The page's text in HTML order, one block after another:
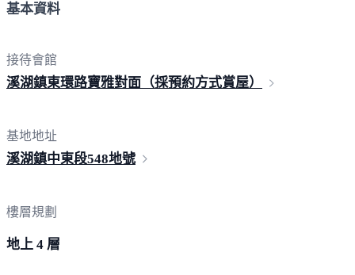
基本資料
接待會館
溪湖鎮東環路寶雅對面（採預約方式賞屋）
基地地址
溪湖鎮中東段548地號
樓層規劃
地上 4 層